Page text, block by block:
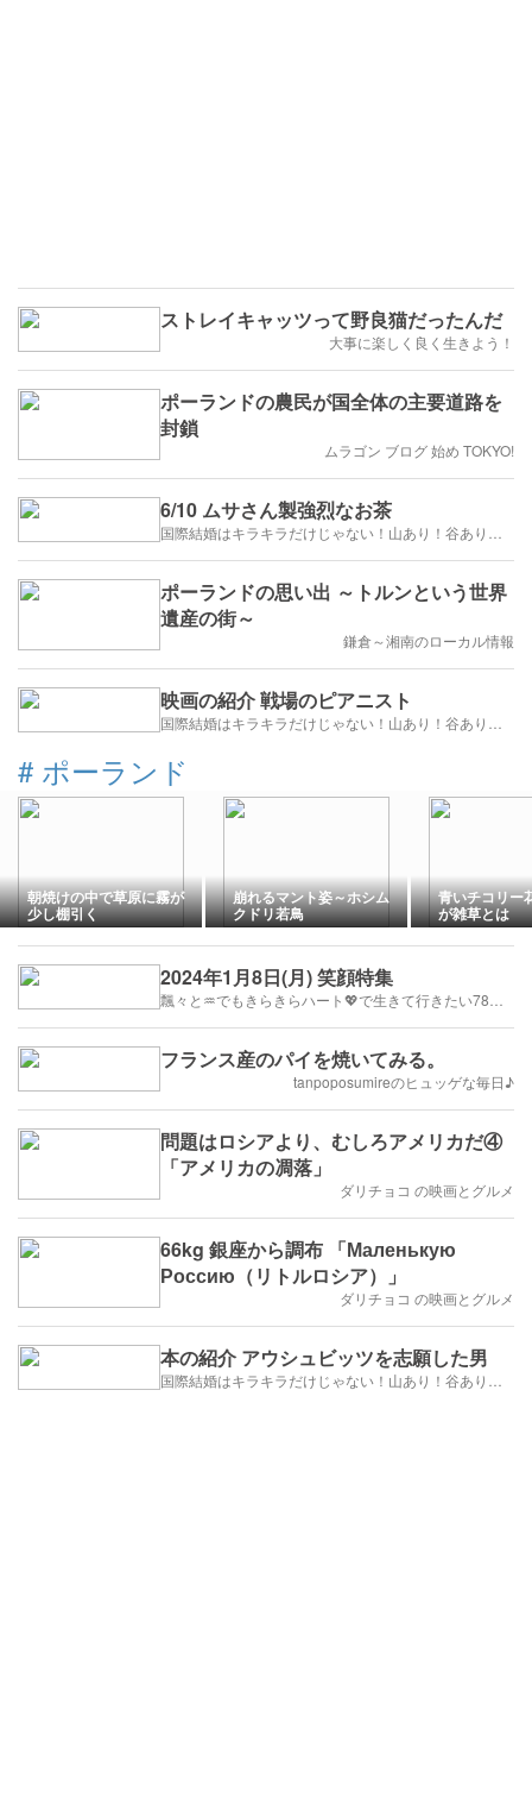
ストレイキャッツって野良猫だったんだ
大事に楽しく良く生きよう！
ポーランドの農民が国全体の主要道路を
封鎖
ムラゴン ブログ 始め TOKYO!
6/10 ムサさん製強烈なお茶
ポーランドの思い出 ～トルンという世界
遺産の街～
鎌倉～湘南のローカル情報
映画の紹介 戦場のピアニスト
# ポーランド
朝焼けの中で草原に霧が
少し棚引く
崩れるマント姿～ホシム
クドリ若鳥
青いチコリー
が雑草とは
2024年1月8日(月) 笑顔特集
フランス産のパイを焼いてみる。
tanpoposumireのヒュッゲな毎日♪
問題はロシアより、むしろアメリカだ④
「アメリカの凋落」
ダリチョコ の映画とグルメ
66kg 銀座から調布 「Маленькую
Россию（リトルロシア）」
ダリチョコ の映画とグルメ
本の紹介 アウシュビッツを志願した男